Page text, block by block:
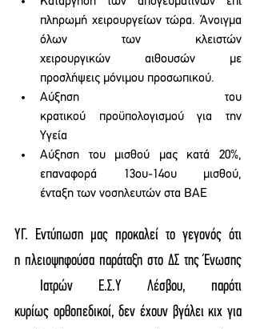
πληρωμή χειρουργείων τώρα. Άνοιγμα
όλων των κλειστών
χειρουργικών αιθουσών με
προσλήψεις μόνιμου προσωπικού.
Αύξηση του
κρατικού προϋπολογισμού για την
Υγεία
Αύξηση του μισθού μας κατά 20%,
επαναφορά 13ου-14ου μισθού,
ένταξη των νοσηλευτών στα ΒΑΕ
ΥΓ. Εντύπωση μας προκαλεί το γεγονός ότι
η πλειοψηφούσα παράταξη στο ΔΣ της Ένωσης
Ιατρών Ε.Σ.Υ Λέσβου, παρότι
κυρίως ορθοπεδικοί, δεν έχουν βγάλει κιχ για